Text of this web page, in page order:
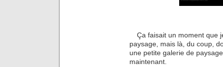
Ça faisait un moment que
paysage, mais là, du coup,
une petite galerie de
maintenant.